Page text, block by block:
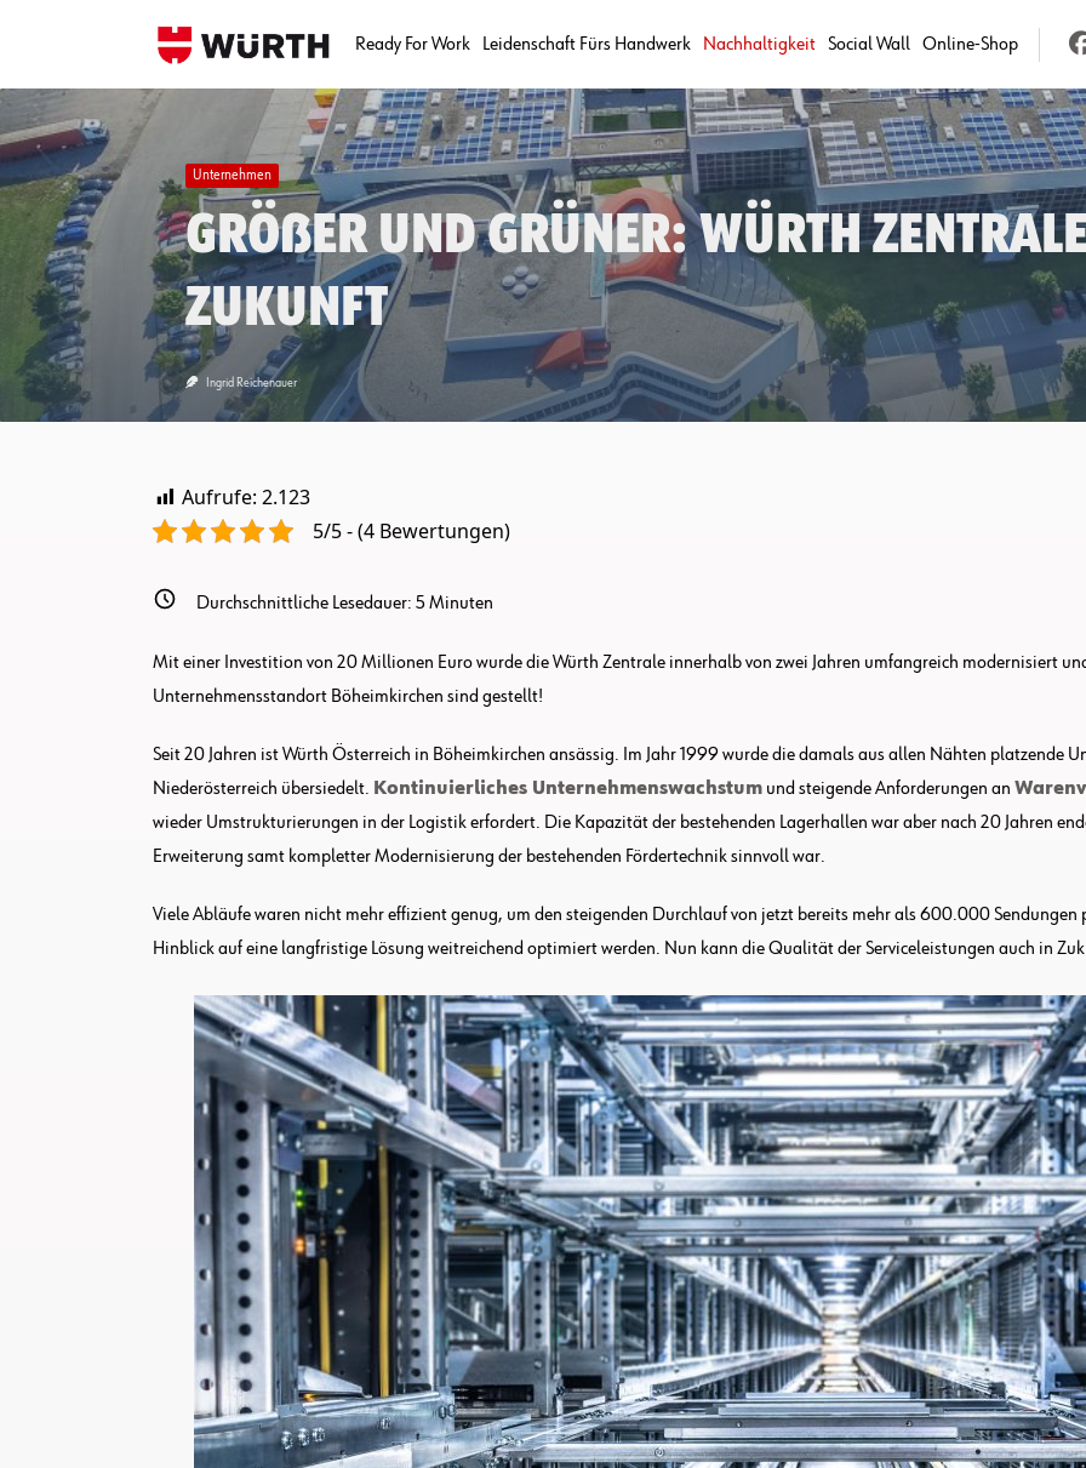
Ready For Work Leidenschaft Fürs Handwerk Nachhaltigkeit Social Wall Online-Shop
Unternehmen
Größer und grüner: Würth
Zukunft
Ingrid Reichenauer
Aufrufe: 2.123
5/5 - (4 Bewertungen)
Durchschnittliche Lesedauer: 5Minuten
Mit einer Investition von 20 Millionen Euro wurde die Würth Zentrale innerhalb von zwei Jahren umfangreich modernisiert
Unternehmensstandort Böheimkirchen sind gestellt!
Seit 20 Jahren ist Würth Österreich in Böheimkirchen ansässig. Im Jahr 1999 wurde die damals aus allen Nähten platzende
Niederösterreich übersiedelt. Kontinuierliches Unternehmenswachstum und steigende Anforderungen an
wieder Umstrukturierungen in der Logistik erfordert. Die Kapazität der bestehenden Lagerhallen war aber nach 20 Jahren
Erweiterung samt kompletter Modernisierung der bestehenden Fördertechnik sinnvoll war.
Viele Abläufe waren nicht mehr effizient genug, um den steigenden Durchlauf von jetzt bereits mehr als 600.000 Sendungen
Hinblick auf eine langfristige Lösung weitreichend optimiert werden. Nun kann die Qualität der Serviceleistungen auch in